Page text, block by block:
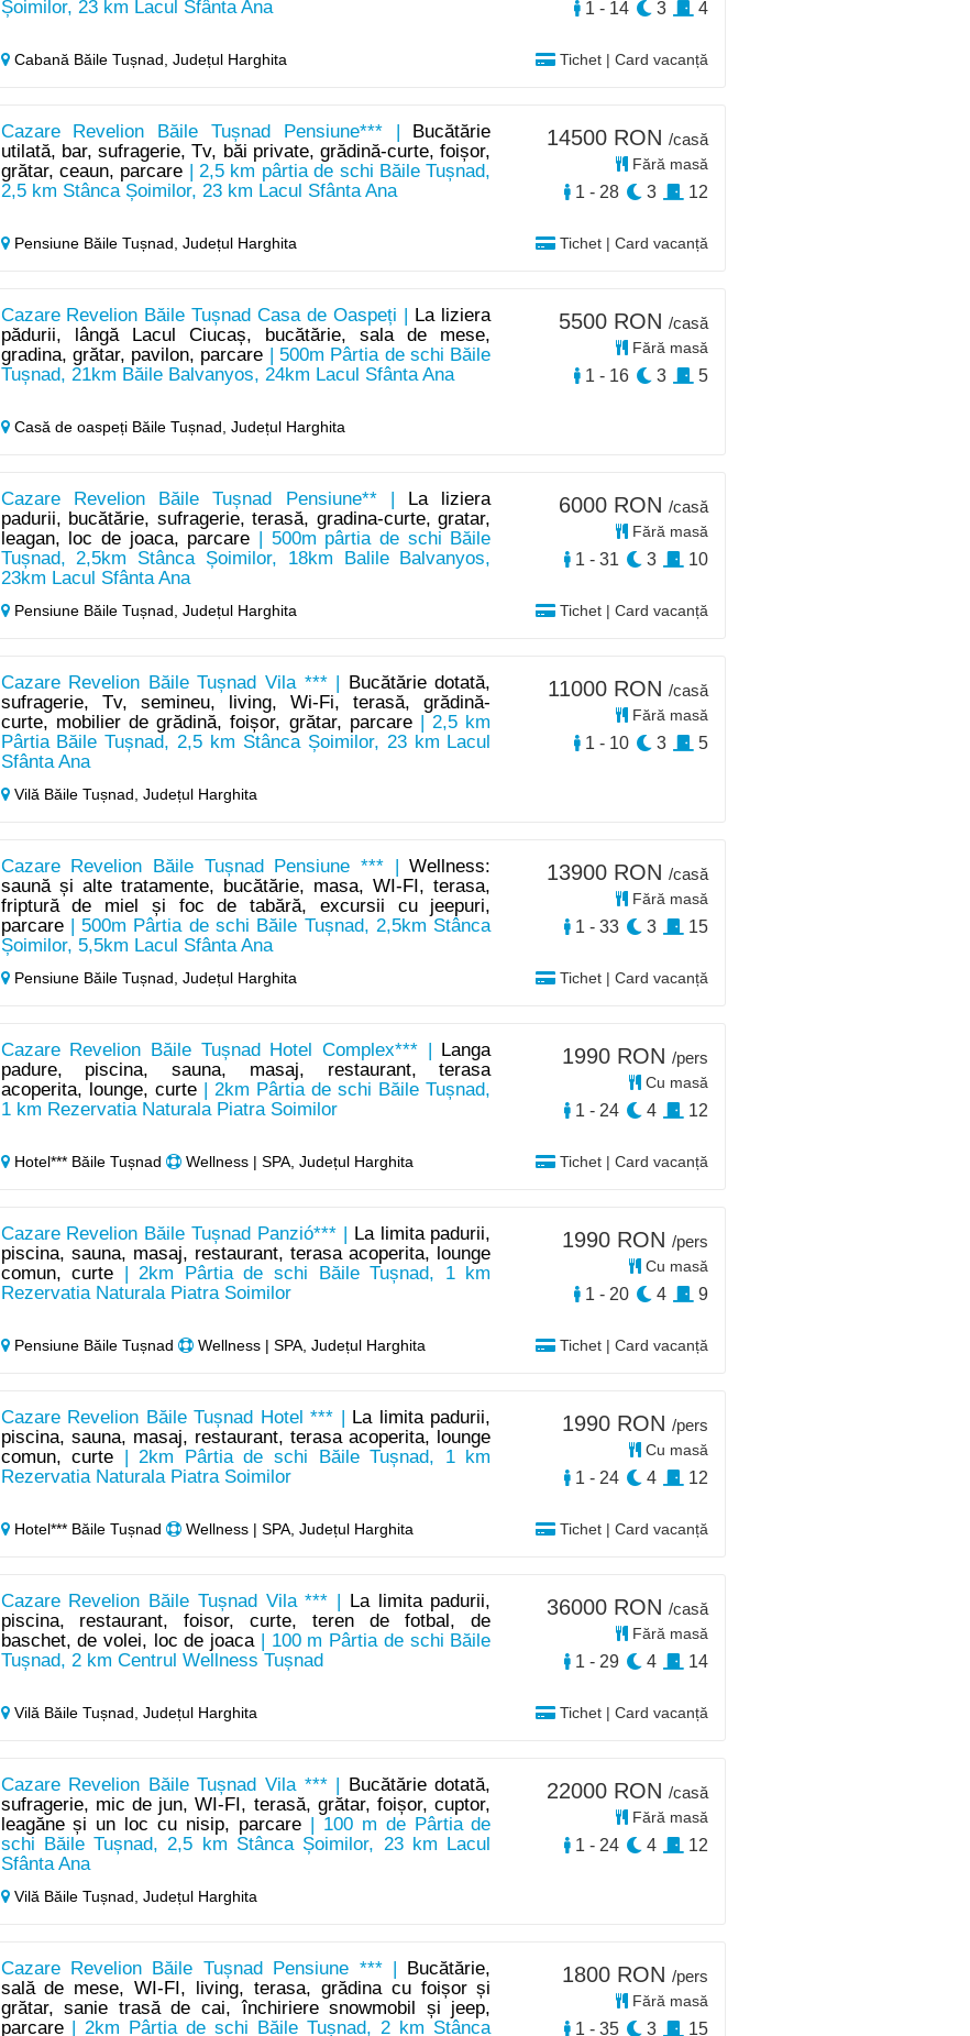
Șoimilor, 23 km Lacul Sfânta Ana
Cabană Băile Tușnad, Județul Harghita Tichet | Card vacanță
1 - 14 3 4
Cazare Revelion Băile Tușnad Pensiune*** |
Bucătărie
utilată, bar, sufragerie, Tv, băi private, grădină-curte, foișor,
grătar, ceaun, parcare | 2,5 km pârtia de schi Băile Tușnad,
2,5 km Stânca Șoimilor, 23 km Lacul Sfânta Ana
Pensiune Băile Tușnad, Județul Harghita Tichet | Card vacanță
14500 RON /casă
Fără masă
1 - 28 3 12
Cazare Revelion Băile Tușnad Casa de Oaspeți |
La liziera
pădurii, lângă Lacul Ciucaș, bucătărie, sala de mese,
gradina, grătar, pavilon, parcare | 500m Pârtia de schi Băile
Tușnad, 21km Băile Balvanyos, 24km Lacul Sfânta Ana
Casă de oaspeți Băile Tușnad, Județul Harghita
5500 RON /casă
Fără masă
1 - 16 3 5
Cazare Revelion Băile Tușnad Pensiune** |
La liziera
padurii, bucătărie, sufragerie, terasă, gradina-curte, gratar,
leagan, loc de joaca, parcare | 500m pârtia de schi Băile
Tușnad, 2,5km Stânca Șoimilor, 18km Balile Balvanyos,
23km Lacul Sfânta Ana
Pensiune Băile Tușnad, Județul Harghita Tichet | Card vacanță
6000 RON /casă
Fără masă
1 - 31 3 10
Cazare Revelion Băile Tușnad Vila *** |
Bucătărie dotată,
sufragerie, Tv, semineu, living, Wi-Fi, terasă, grădină-
curte, mobilier de grădină, foișor, grătar, parcare| 2,5 km
Pârtia Băile Tușnad, 2,5 km Stânca Șoimilor, 23 km Lacul
Sfânta Ana
Vilă Băile Tușnad, Județul Harghita
11000 RON /casă
Fără masă
1 - 10 3 5
Cazare Revelion Băile Tușnad Pensiune *** |Wellness:
saună și alte tratamente, bucătărie, masa, WI-FI, terasa,
friptură de miel și foc de tabără, excursii cu jeepuri,
parcare| 500m Pârtia de schi Băile Tușnad, 2,5km Stânca
Șoimilor, 5,5km Lacul Sfânta Ana
Pensiune Băile Tușnad, Județul Harghita Tichet | Card vacanță
13900 RON /casă
Fără masă
1 - 33 3 15
Cazare Revelion Băile Tușnad Hotel Complex*** |
Langa
padure, piscina, sauna, masaj, restaurant, terasa
acoperita, lounge, curte| 2km Pârtia de schi Băile Tușnad,
1 km Rezervatia Naturala Piatra Soimilor
Hotel*** Băile Tușnad Wellness | SPA, Județul Harghita Tichet | Card vacanță
1990 RON /pers
Cu masă
1 - 24 4 12
Cazare Revelion Băile Tușnad Panzió*** |
La limita padurii,
piscina, sauna, masaj, restaurant, terasa acoperita, lounge
comun, curte | 2km Pârtia de schi Băile Tușnad, 1 km
Rezervatia Naturala Piatra Soimilor
Pensiune Băile Tușnad Wellness | SPA, Județul Harghita Tichet | Card vacanță
1990 RON /pers
Cu masă
1 - 20 4 9
Cazare Revelion Băile Tușnad Hotel *** |
La limita padurii,
piscina, sauna, masaj, restaurant, terasa acoperita, lounge
comun, curte | 2km Pârtia de schi Băile Tușnad, 1 km
Rezervatia Naturala Piatra Soimilor
Hotel*** Băile Tușnad Wellness | SPA, Județul Harghita Tichet | Card vacanță
1990 RON /pers
Cu masă
1 - 24 4 12
Cazare Revelion Băile Tușnad Vila *** |
La limita padurii,
piscina, restaurant, foisor, curte, teren de fotbal, de
baschet, de volei, loc de joaca| 100 m Pârtia de schi Băile
Tușnad, 2 km Centrul Wellness Tușnad
Vilă Băile Tușnad, Județul Harghita Tichet | Card vacanță
36000 RON /casă
Fără masă
1 - 29 4 14
Cazare Revelion Băile Tușnad Vila *** |
Bucătărie dotată,
sufragerie, mic de jun, WI-FI, terasă, grătar, foișor, cuptor,
leagăne și un loc cu nisip, parcare| 100 m de Pârtia de
schi Băile Tușnad, 2,5 km Stânca Șoimilor, 23 km Lacul
Sfânta Ana
Vilă Băile Tușnad, Județul Harghita
22000 RON /casă
Fără masă
1 - 24 4 12
Cazare Revelion Băile Tușnad Pensiune *** |
Bucătărie,
sală de mese, WI-FI, living, terasa, grădina cu foișor și
grătar, sanie trasă de cai, închiriere snowmobil și jeep,
parcare| 2km Pârtia de schi Băile Tușnad, 2 km Stânca
1800 RON /pers
Fără masă
1 - 35 3 15